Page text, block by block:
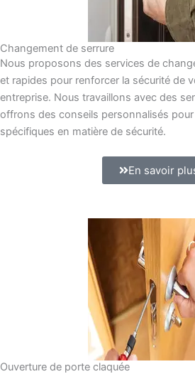
Changement de serrure
Nous proposons des services de
et rapides pour renforcer la sécurité de
entreprise. Nous travaillons avec des
offrons des conseils personnalisés
spécifiques en matière de sécurité.
En savoir
Ouverture de porte claquée